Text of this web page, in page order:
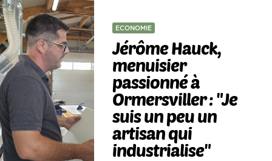
ECONOMIE
Jérôme Hauck,
menuisier
passionné à
Ormersviller : "Je
suis un peu un
artisan qui
industrialise"